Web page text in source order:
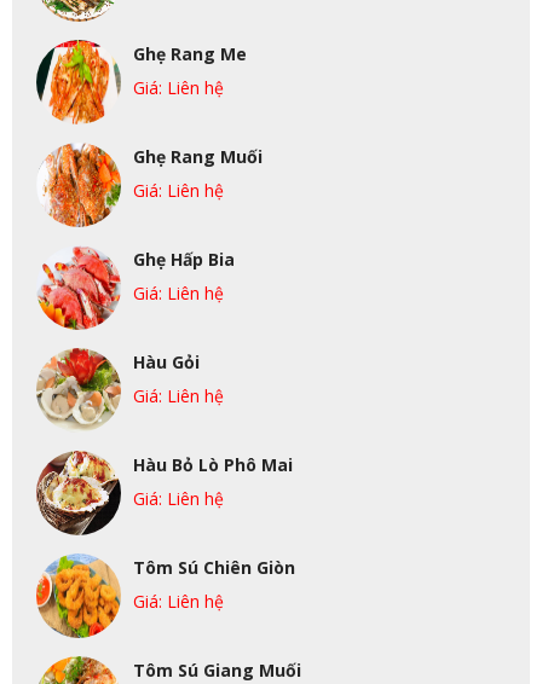
Ghẹ Rang Me
Giá: Liên hệ
Ghẹ Rang Muối
Giá: Liên hệ
Ghẹ Hấp Bia
Giá: Liên hệ
Hàu Gỏi
Giá: Liên hệ
Hàu Bỏ Lò Phô Mai
Giá: Liên hệ
Tôm Sú Chiên Giòn
Giá: Liên hệ
Tôm Sú Giang Muối